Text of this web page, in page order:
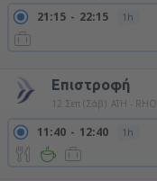
21:15 22:15 1h
Επιστροφή
12 Σεπ (Σάβ) ATH - RHO
11:40 12:40 1h